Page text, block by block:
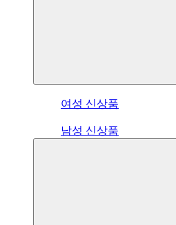
여성 신상품
남성 신상품